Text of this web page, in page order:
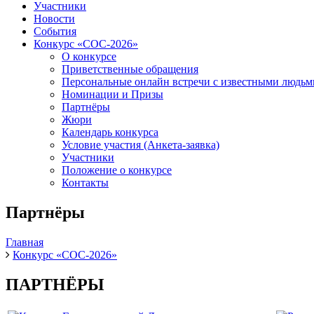
Участники
Новости
События
Конкурс «СОС-2026»
О конкурсе
Приветственные обращения
Персональные онлайн встречи с известными
Номинации и Призы
Партнёры
Жюри
Календарь конкурса
Условие участия (Анкета-заявка)
Участники
Положение о конкурсе
Контакты
Партнёры
Главная
Конкурс «СОС-2026»
ПАРТНЁРЫ